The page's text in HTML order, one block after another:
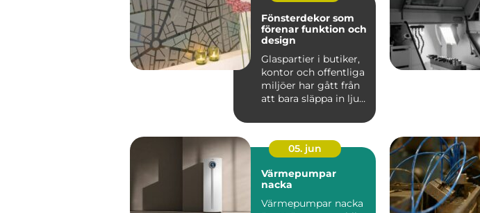
Fönsterdekor som
förenar funktion och
design
Glaspartier i butiker,
kontor och offentliga
miljöer har gått från
att bara släppa in ljus
05. jun
Värmepumpar
nacka
Värmepumpar nacka